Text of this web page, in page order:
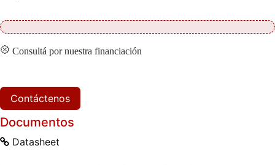
Consultá por nuestra financiación
Contáctenos
Documentos
Datasheet